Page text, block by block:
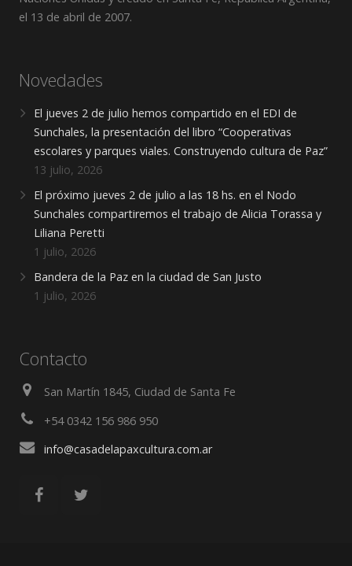
el 13 de abril de 2007.
Novedades
El jueves 2 de julio hemos compartido en el EDI de
Sunchales, la presentación del libro “Cooperativas
escolares y parques viales. Construyendo cultura de Paz”
13 julio, 2026
El próximo jueves 2 de julio a las 18 hs. en el Nodo
Sunchales compartiremos el trabajo de Alicia Torassa y
Liliana Peretti
1 julio, 2026
Bandera de la Paz en la ciudad de San Justo
1 julio, 2026
Contacto
San Martín 1845, Ciudad de Santa Fe
+54 0342 156 986 950
info@casadelapaxcultura.com.ar